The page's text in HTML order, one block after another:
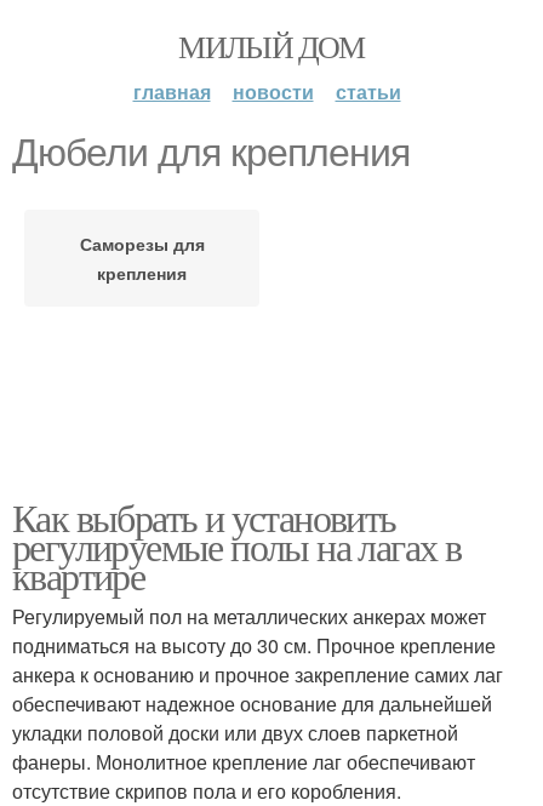
МИЛЫЙ ДОМ
главная новости статьи
Дюбели для крепления
Саморезы для
крепления
Как выбрать и установить
регулируемые полы на лагах в
квартире
Регулируемый пол на металлических анкерах может
подниматься на высоту до 30 см. Прочное крепление
анкера к основанию и прочное закрепление самих лаг
обеспечивают надежное основание для дальнейшей
укладки половой доски или двух слоев паркетной
фанеры. Монолитное крепление лаг обеспечивают
отсутствие скрипов пола и его коробления.